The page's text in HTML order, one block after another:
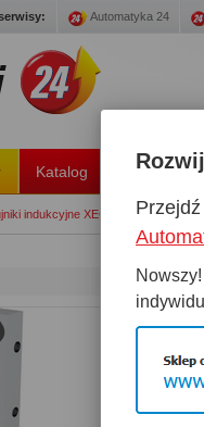
Automatyka 24
Katalog Stany
indukcyjne XECRO strefa 1 ... 2
Czujnik: